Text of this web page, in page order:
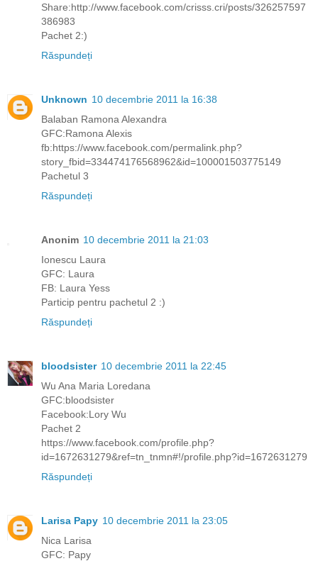
Share:http://www.facebook.com/crisss.cri/posts/326257597
386983
Pachet 2:)
Răspundeți
Unknown 10 decembrie 2011 la 16:38
Balaban Ramona Alexandra
GFC:Ramona Alexis
fb:https://www.facebook.com/permalink.php?
story_fbid=334474176568962&id=100001503775149
Pachetul 3
Răspundeți
Anonim 10 decembrie 2011 la 21:03
Ionescu Laura
GFC: Laura
FB: Laura Yess
Particip pentru pachetul 2 :)
Răspundeți
bloodsister 10 decembrie 2011 la 22:45
Wu Ana Maria Loredana
GFC:bloodsister
Facebook:Lory Wu
Pachet 2
https://www.facebook.com/profile.php?
id=1672631279&ref=tn_tnmn#!/profile.php?id=1672631279
Răspundeți
Larisa Papy 10 decembrie 2011 la 23:05
Nica Larisa
GFC: Papy